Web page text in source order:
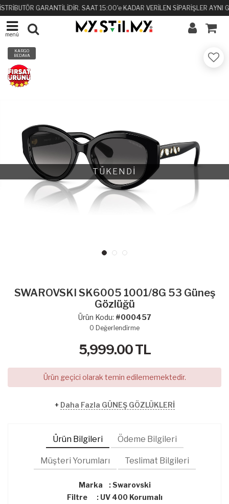
GARANTİLİDİR. SAAT 15:00'e KADAR VERİLEN SİPARİŞLER AYNI
menü
TÜKENDİ
KARGO
BEDAVA
SWAROVSKI SK6005 1001/8G 53 Güneş
Gözlüğü
Ürün Kodu: #000457
0 Değerlendirme
5,999.00TL
Ürün geçici olarak temin edilememektedir.
+ Daha Fazla GÜNEŞ GÖZLÜKLERİ
Ürün Bilgileri Ödeme Bilgileri
Müşteri Yorumları Teslimat Bilgileri
Marka : Swarovski
Filtre : UV 400 Korumalı